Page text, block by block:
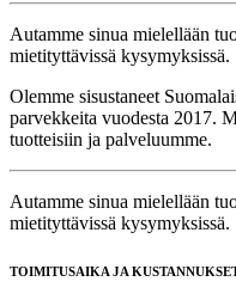
Autamme sinua mielellään
mietityttävissä kysymyksissä.
Olemme sisustaneet
parvekkeita vuodesta 2017.
tuotteisiin ja palveluumme.
Autamme sinua mielellään
mietityttävissä kysymyksissä.
TOIMITUSAIKA JA